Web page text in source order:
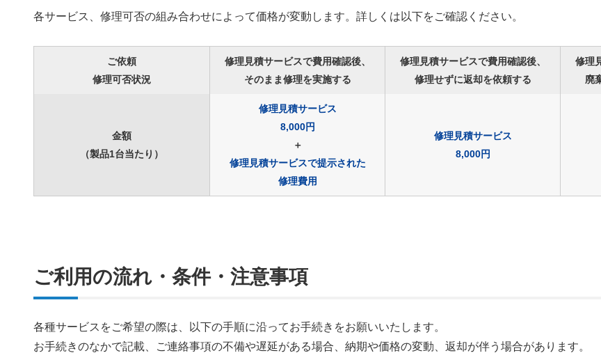
各サービス、修理可否の組み合わせによって価格が変動します。詳しくは以下をご確認ください。
ご依頼
修理可否状況
修理見積サービスで費用確認後、
そのまま修理を実施する
修理見積サービスで費用確認後、
修理せずに返却を依頼する
修理
廃
金額
（製品1台当たり）
修理見積サービス
8,000円
＋
修理見積サービスで提示された
修理費用
修理見積サービス
8,000円
ご利用の流れ・条件・注意事項
各種サービスをご希望の際は、以下の手順に沿ってお手続きをお願いいたします。
お手続きのなかで記載、ご連絡事項の不備や遅延がある場合、納期や価格の変動、返却が伴う場合があります。